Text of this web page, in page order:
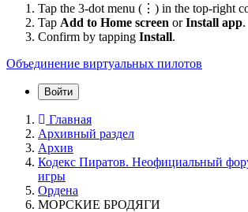
Tap the 3-dot menu (⋮) in the top-right
Tap Add to Home screen orInstall app.
Confirm by tapping Install.
Объединение виртуальных пилотов
Войти
Главная
Архивный раздел
Архив
Кодекс Пиратов. Неофициальный
игры
Ордена
МОРСКИЕ БРОДЯГИ